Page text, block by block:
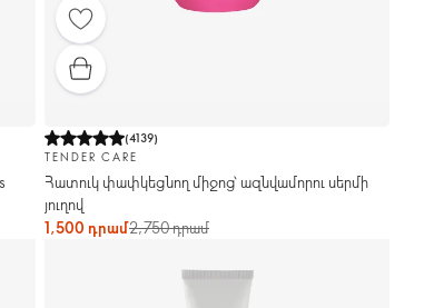
(4139)
TENDER CARE
Հատուկ փափկեցնող միջոց՝ ազնվամորու սերմի
յուղով
1,500 դրամ2,750 դրամ